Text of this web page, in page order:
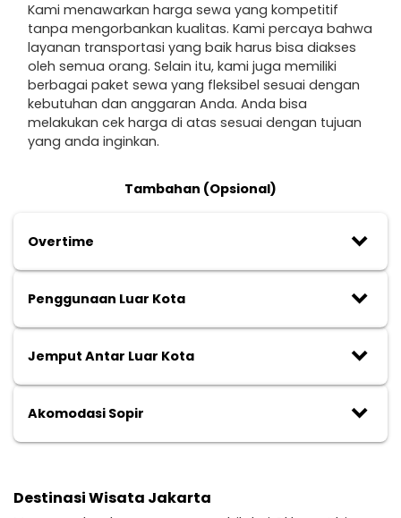
Kami menawarkan harga sewa yang kompetitif
tanpa mengorbankan kualitas. Kami percaya bahwa
layanan transportasi yang baik harus bisa diakses
oleh semua orang. Selain itu, kami juga memiliki
berbagai paket sewa yang fleksibel sesuai dengan
kebutuhan dan anggaran Anda. Anda bisa
melakukan cek harga di atas sesuai dengan tujuan
yang anda inginkan.
Tambahan (Opsional)
Overtime keyboard_arrow_down
Penggunaan Luar Kota keyboard_arrow_down
Jemput Antar Luar Kota keyboard_arrow_down
Akomodasi Sopir keyboard_arrow_down
Destinasi Wisata Jakarta